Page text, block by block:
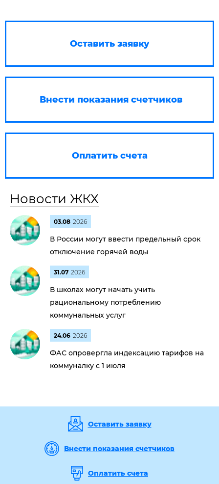
Оставить заявку
Внести показания счетчиков
Оплатить счета
Новости ЖКХ
03.08 2026
В России могут ввести предельный срок
отключение горячей воды
31.07 2026
В школах могут начать учить
рациональному потреблению
коммунальных услуг
24.06 2026
ФАС опровергла индексацию тарифов на
коммуналку с 1 июля
Оставить заявку
Внести показания счетчиков
Оплатить счета